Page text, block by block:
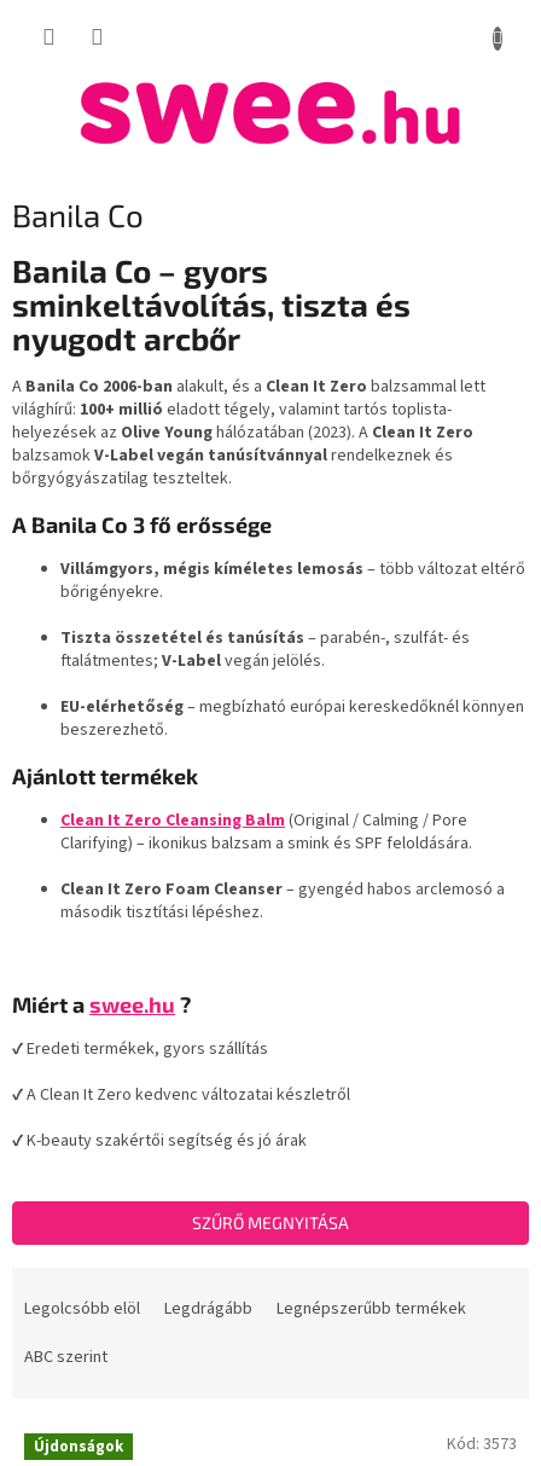
KOSÁR
Banila Co
Banila Co – gyors
sminkeltávolítás, tiszta és
nyugodt arcbőr
A Banila Co 2006-ban alakult, és a Clean It Zero balzsammal lett
világhírű: 100+ millió eladott tégely, valamint tartós toplista-
helyezések az Olive Younghálózatában (2023). A Clean It Zero
balzsamokV-Label vegán tanúsítvánnyalrendelkeznek és
bőrgyógyászatilag teszteltek.
A Banila Co 3 fő erőssége
Villámgyors, mégis kíméletes lemosás – több változat eltérő
bőrigényekre.
Tiszta összetétel és tanúsítás – parabén-, szulfát- és
ftalátmentes; V-Labelvegán jelölés.
EU-elérhetőség– megbízható európai kereskedőknél könnyen
beszerezhető.
Ajánlott termékek
Clean It Zero Cleansing Balm(Original / Calming / Pore
Clarifying) – ikonikus balzsam a smink és SPF feloldására.
Clean It Zero Foam Cleanser– gyengéd habos arclemosó a
második tisztítási lépéshez.
Miért aswee.hu ?
✔ Eredeti termékek, gyors szállítás
✔ A Clean It Zero kedvenc változatai készletről
✔ K-beauty szakértői segítség és jó árak
SZŰRŐ MEGNYITÁSA
m
Legolcsóbb elöl Legdrágább
Legnépszerűbb termékek
ABC szerint
T Újdonságok Kód: 3573